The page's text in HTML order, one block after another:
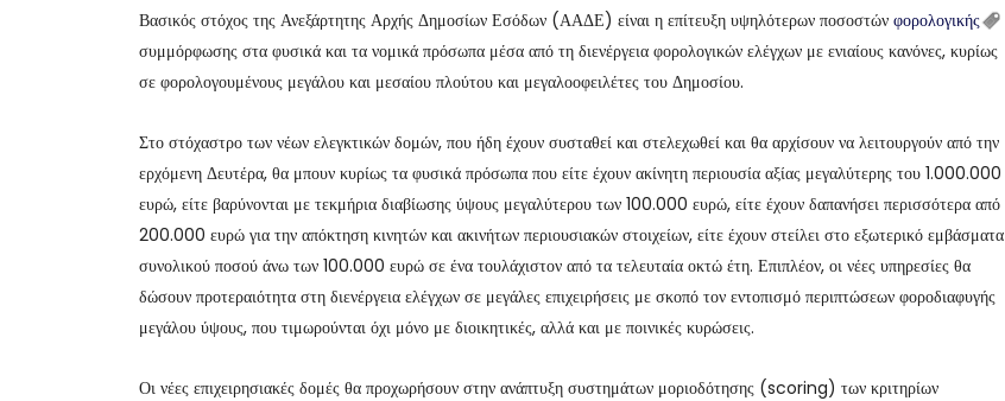
Βασικός στόχος της Ανεξάρτητης Αρχής Δημοσίων Εσόδων (ΑΑΔΕ) είναι η επίτευξη υψηλότερων ποσοστών φορολογικής
συμμόρφωσης στα φυσικά και τα νομικά πρόσωπα μέσα από τη διενέργεια φορολογικών ελέγχων με ενιαίους κανόνες, κυρίως
σε φορολογουμένους μεγάλου και μεσαίου πλούτου και μεγαλοοφειλέτες του Δημοσίου.
Στο στόχαστρο των νέων ελεγκτικών δομών, που ήδη έχουν συσταθεί και στελεχωθεί και θα αρχίσουν να λειτουργούν από την
ερχόμενη Δευτέρα, θα μπουν κυρίως τα φυσικά πρόσωπα που είτε έχουν ακίνητη περιουσία αξίας μεγαλύτερης του 1.000.000
ευρώ, είτε βαρύνονται με τεκμήρια διαβίωσης ύψους μεγαλύτερου των 100.000 ευρώ, είτε έχουν δαπανήσει περισσότερα από
200.000 ευρώ για την απόκτηση κινητών και ακινήτων περιουσιακών στοιχείων, είτε έχουν στείλει στο εξωτερικό εμβάσματα
συνολικού ποσού άνω των 100.000 ευρώ σε ένα τουλάχιστον από τα τελευταία οκτώ έτη. Επιπλέον, οι νέες υπηρεσίες θα
δώσουν προτεραιότητα στη διενέργεια ελέγχων σε μεγάλες επιχειρήσεις με σκοπό τον εντοπισμό περιπτώσεων φοροδιαφυγής
μεγάλου ύψους, που τιμωρούνται όχι μόνο με διοικητικές, αλλά και με ποινικές κυρώσεις.
Οι νέες επιχειρησιακές δομές θα προχωρήσουν στην ανάπτυξη συστημάτων μοριοδότησης (scoring) των κριτηρίων